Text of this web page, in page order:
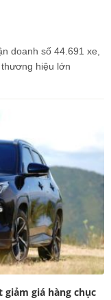
doanh số 44.691 xe,
hiệu lớn
giảm giá hàng chục